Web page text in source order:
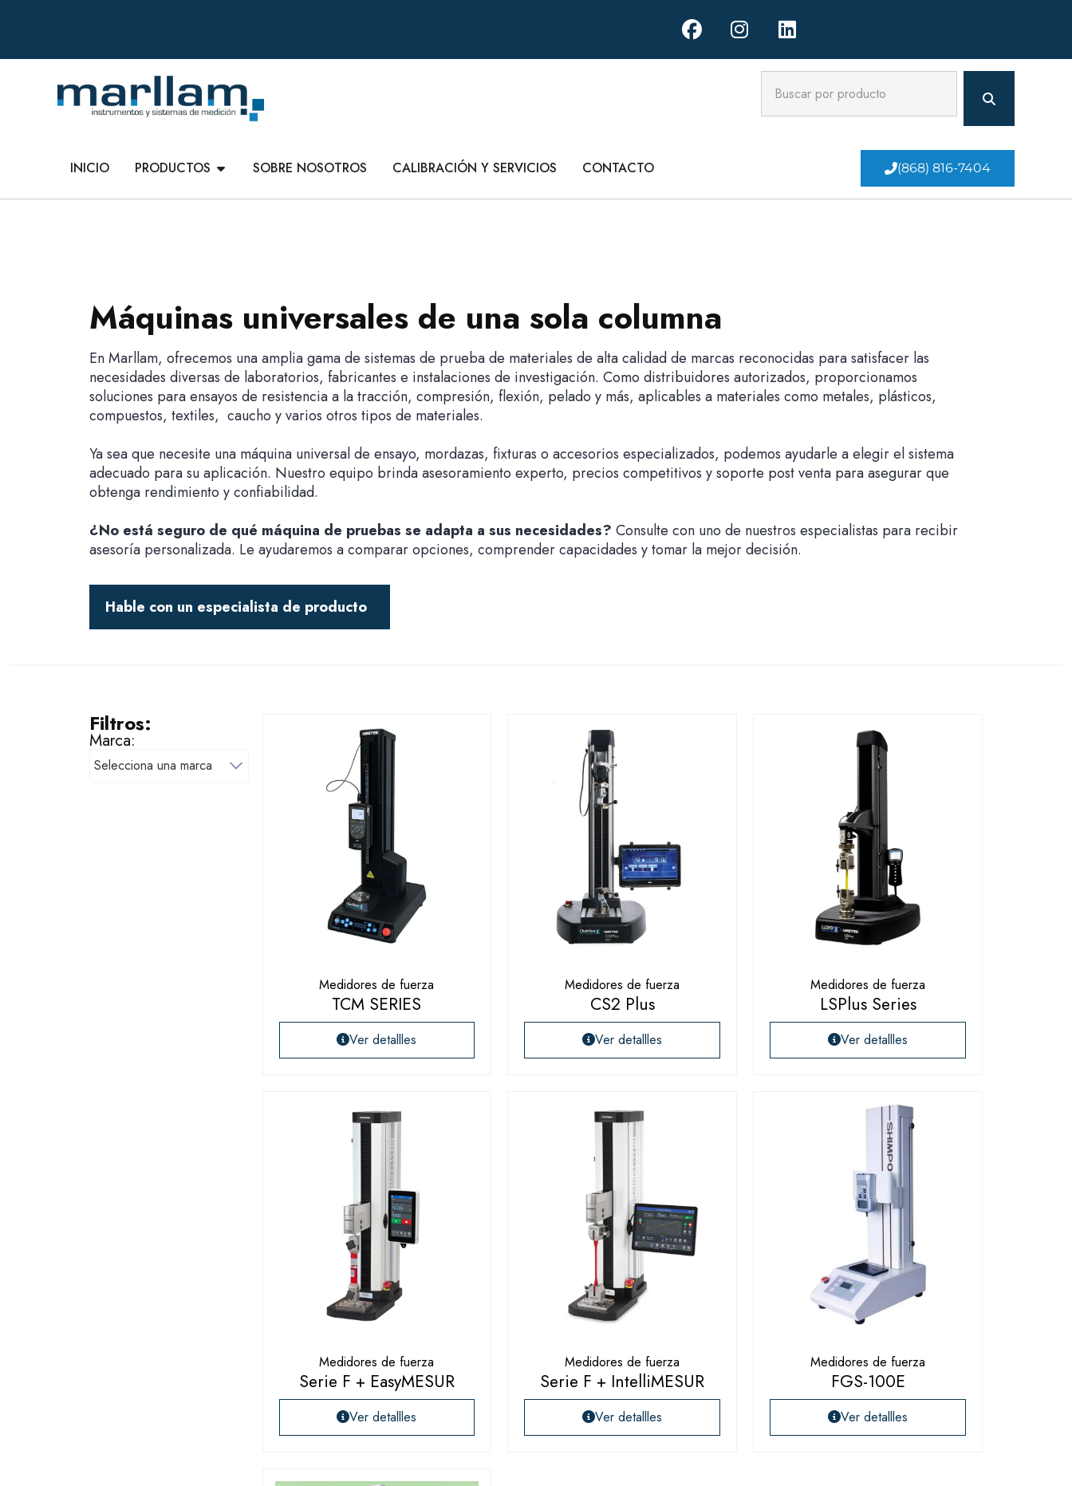
INICIO PRODUCTOS SOBRE NOSOTROS CALIBRACIÓN Y SERVICIOS CONTACTO (868) 816-7404
Máquinas universales de una sola columna
En Marllam, ofrecemos una amplia gama de sistemas de prueba de materiales de alta calidad de marcas reconocidas para satisfacer las
necesidades diversas de laboratorios, fabricantes e instalaciones de investigación. Como distribuidores autorizados, proporcionamos
soluciones para ensayos de resistencia a la tracción, compresión, flexión, pelado y más, aplicables a materiales como metales, plásticos,
compuestos, textiles, caucho y varios otros tipos de materiales.
Ya sea que necesite una máquina universal de ensayo, mordazas, fixturas o accesorios especializados, podemos ayudarle a elegir el sistema
adecuado para su aplicación. Nuestro equipo brinda asesoramiento experto, precios competitivos y soporte post venta para asegurar que
obtenga rendimiento y confiabilidad.
¿No está seguro de qué máquina de pruebas se adapta a sus necesidades? Consulte con uno de nuestros especialistas para recibir
asesoría personalizada. Le ayudaremos a comparar opciones, comprender capacidades y tomar la mejor decisión.
Hable con un especialista de producto
Filtros:
Marca:
Medidores de fuerza
TCM SERIES
Ver detallles
Medidores de fuerza
CS2 Plus
Ver detallles
Medidores de fuerza
LSPlus Series
Ver detallles
Medidores de fuerza
Serie F + EasyMESUR
Ver detallles
Medidores de fuerza
Serie F + IntelliMESUR
Ver detallles
Medidores de fuerza
FGS-100E
Ver detallles